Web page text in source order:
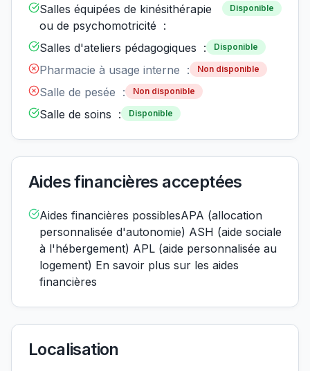
Salles équipées de kinésithérapie
ou de psychomotricité :
Disponible
Salles d'ateliers pédagogiques : Disponible
Pharmacie à usage interne : Non disponible
Salle de pesée : Non disponible
Salle de soins : Disponible
Aides financières acceptées
Aides financières possiblesAPA (allocation
personnalisée d'autonomie) ASH (aide sociale
à l'hébergement) APL (aide personnalisée au
logement) En savoir plus sur les aides
financières
Localisation